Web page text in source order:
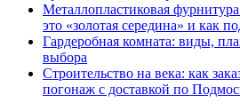
Металлопластиковая
это «золотая середина» и как
Гардеробная комната: виды,
выбора
Строительство на века: как
погонаж с доставкой по